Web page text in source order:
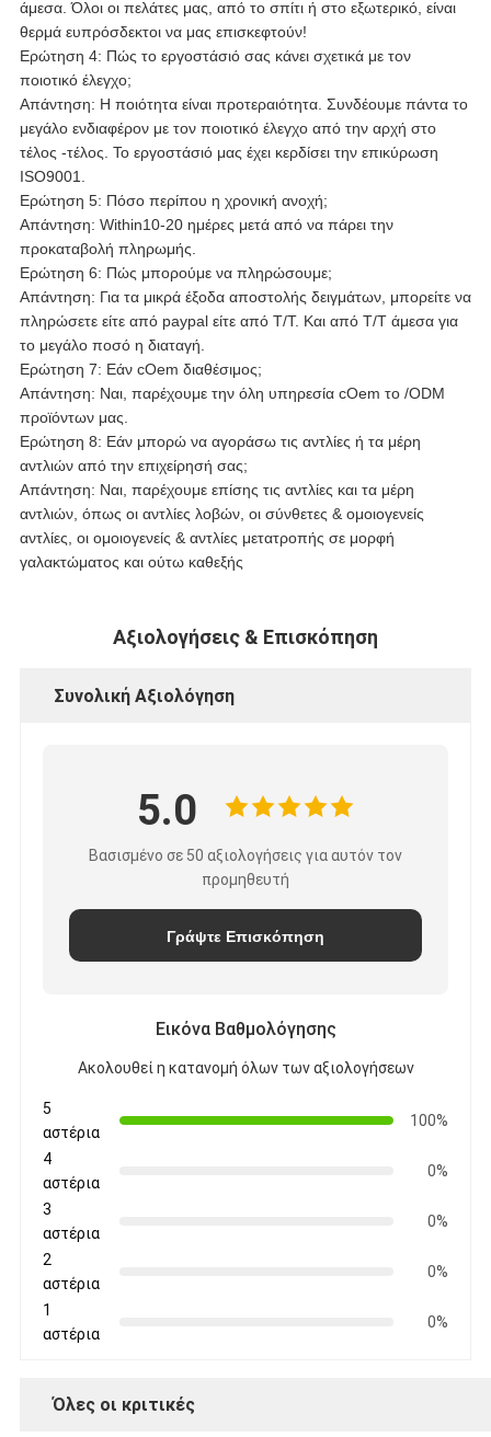
άμεσα. Όλοι οι πελάτες μας, από το σπίτι ή στο εξωτερικό, είναι
θερμά ευπρόσδεκτοι να μας επισκεφτούν!
Ερώτηση 4: Πώς το εργοστάσιό σας κάνει σχετικά με τον
ποιοτικό έλεγχο;
Απάντηση: Η ποιότητα είναι προτεραιότητα. Συνδέουμε πάντα το
μεγάλο ενδιαφέρον με τον ποιοτικό έλεγχο από την αρχή στο
τέλος -τέλος. Το εργοστάσιό μας έχει κερδίσει την επικύρωση
ISO9001.
Ερώτηση 5: Πόσο περίπου η χρονική ανοχή;
Απάντηση: Within10-20 ημέρες μετά από να πάρει την
προκαταβολή πληρωμής.
Ερώτηση 6: Πώς μπορούμε να πληρώσουμε;
Απάντηση: Για τα μικρά έξοδα αποστολής δειγμάτων, μπορείτε να
πληρώσετε είτε από paypal είτε από T/T. Και από T/T άμεσα για
το μεγάλο ποσό η διαταγή.
Ερώτηση 7: Εάν cOem διαθέσιμος;
Απάντηση: Ναι, παρέχουμε την όλη υπηρεσία cOem το /ODM
προϊόντων μας.
Ερώτηση 8: Εάν μπορώ να αγοράσω τις αντλίες ή τα μέρη
αντλιών από την επιχείρησή σας;
Απάντηση: Ναι, παρέχουμε επίσης τις αντλίες και τα μέρη
αντλιών, όπως οι αντλίες λοβών, οι σύνθετες & ομοιογενείς
αντλίες, οι ομοιογενείς & αντλίες μετατροπής σε μορφή
γαλακτώματος και ούτω καθεξής
Αξιολογήσεις & Επισκόπηση
Συνολική Αξιολόγηση
5.0
Βασισμένο σε 50 αξιολογήσεις για αυτόν τον
προμηθευτή
Γράψτε Επισκόπηση
Εικόνα Βαθμολόγησης
Ακολουθεί η κατανομή όλων των αξιολογήσεων
5
αστέρια
100%
4
αστέρια
0%
3
αστέρια
0%
2
αστέρια
0%
1
αστέρια
0%
Όλες οι κριτικές